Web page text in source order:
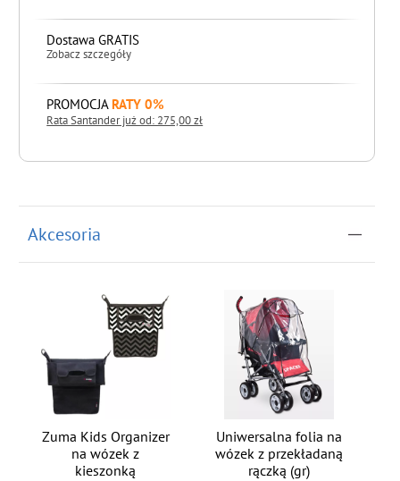
Dostawa GRATIS
Zobacz szczegóły
PROMOCJA RATY 0%
Rata Santander już od: 275,00 zł
Akcesoria
Zuma Kids Organizer
na wózek z
kieszonką
Uniwersalna folia na
wózek z przekładaną
rączką (gr)